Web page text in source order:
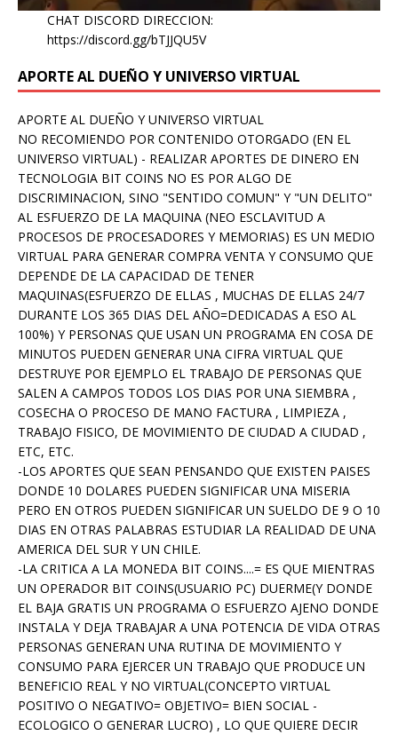
CHAT DISCORD DIRECCION:
https://discord.gg/bTJJQU5V
APORTE AL DUEÑO Y UNIVERSO VIRTUAL
APORTE AL DUEÑO Y UNIVERSO VIRTUAL
NO RECOMIENDO POR CONTENIDO OTORGADO (EN EL
UNIVERSO VIRTUAL) - REALIZAR APORTES DE DINERO EN
TECNOLOGIA BIT COINS NO ES POR ALGO DE
DISCRIMINACION, SINO "SENTIDO COMUN" Y "UN DELITO"
AL ESFUERZO DE LA MAQUINA (NEO ESCLAVITUD A
PROCESOS DE PROCESADORES Y MEMORIAS) ES UN MEDIO
VIRTUAL PARA GENERAR COMPRA VENTA Y CONSUMO QUE
DEPENDE DE LA CAPACIDAD DE TENER
MAQUINAS(ESFUERZO DE ELLAS , MUCHAS DE ELLAS 24/7
DURANTE LOS 365 DIAS DEL AÑO=DEDICADAS A ESO AL
100%) Y PERSONAS QUE USAN UN PROGRAMA EN COSA DE
MINUTOS PUEDEN GENERAR UNA CIFRA VIRTUAL QUE
DESTRUYE POR EJEMPLO EL TRABAJO DE PERSONAS QUE
SALEN A CAMPOS TODOS LOS DIAS POR UNA SIEMBRA ,
COSECHA O PROCESO DE MANO FACTURA , LIMPIEZA ,
TRABAJO FISICO, DE MOVIMIENTO DE CIUDAD A CIUDAD ,
ETC, ETC.
-LOS APORTES QUE SEAN PENSANDO QUE EXISTEN PAISES
DONDE 10 DOLARES PUEDEN SIGNIFICAR UNA MISERIA
PERO EN OTROS PUEDEN SIGNIFICAR UN SUELDO DE 9 O 10
DIAS EN OTRAS PALABRAS ESTUDIAR LA REALIDAD DE UNA
AMERICA DEL SUR Y UN CHILE.
-LA CRITICA A LA MONEDA BIT COINS....= ES QUE MIENTRAS
UN OPERADOR BIT COINS(USUARIO PC) DUERME(Y DONDE
EL BAJA GRATIS UN PROGRAMA O ESFUERZO AJENO DONDE
INSTALA Y DEJA TRABAJAR A UNA POTENCIA DE VIDA OTRAS
PERSONAS GENERAN UNA RUTINA DE MOVIMIENTO Y
CONSUMO PARA EJERCER UN TRABAJO QUE PRODUCE UN
BENEFICIO REAL Y NO VIRTUAL(CONCEPTO VIRTUAL
POSITIVO O NEGATIVO= OBJETIVO= BIEN SOCIAL -
ECOLOGICO O GENERAR LUCRO) , LO QUE QUIERE DECIR